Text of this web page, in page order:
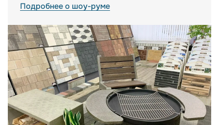
Подробнее о шоу-руме